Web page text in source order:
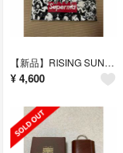
【新品】RISING SUN ROCK FESTIVAL 2018 in EZO
¥ 4,600